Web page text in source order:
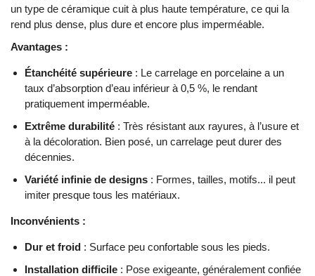
un type de céramique cuit à plus haute température, ce qui la
rend plus dense, plus dure et encore plus imperméable.
Avantages :
Étanchéité supérieure : Le carrelage en porcelaine a un
taux d’absorption d’eau inférieur à 0,5 %, le rendant
pratiquement imperméable.
Extrême durabilité : Très résistant aux rayures, à l’usure et
à la décoloration. Bien posé, un carrelage peut durer des
décennies.
Variété infinie de designs : Formes, tailles, motifs... il peut
imiter presque tous les matériaux.
Inconvénients :
Dur et froid : Surface peu confortable sous les pieds.
Installation difficile : Pose exigeante, généralement confiée